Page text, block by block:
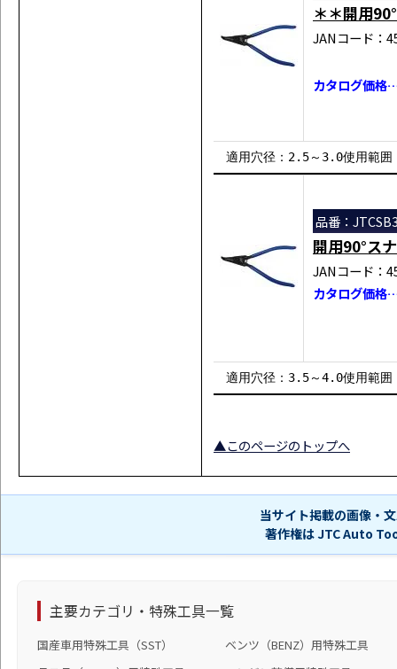
＊＊開用
JANコード：
カタログ価格
適用穴径：2.5～3.0使用範囲
品番：
開用90°ス
JANコード：
カタログ価格
適用穴径：3.5～4.0使用範囲
▲このページのトップへ
当サイト掲載の画像・
著作権は JTC Auto
主要カテゴリ・特殊工具一覧
国産車用特殊工具（SST）
ベンツ（BENZ）用特殊工具